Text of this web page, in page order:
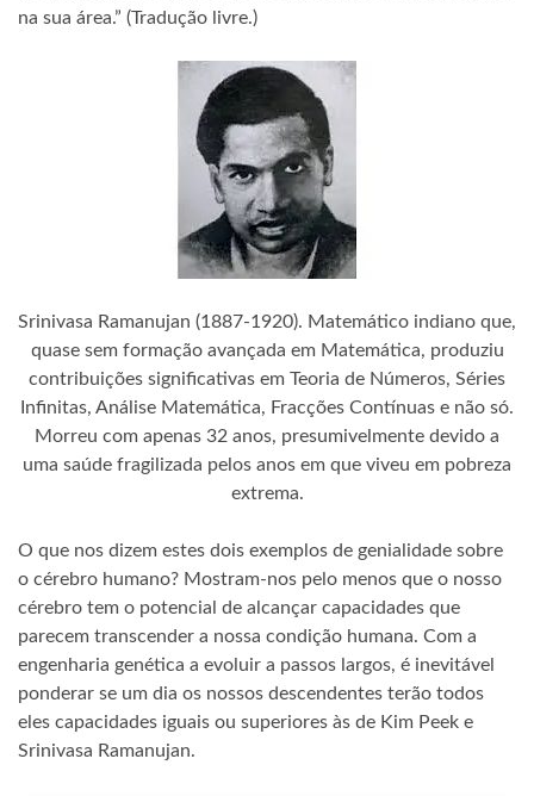
na sua área.” (Tradução livre.)
Srinivasa Ramanujan (1887-1920). Matemático indiano que,
quase sem formação avançada em Matemática, produziu
contribuições significativas em Teoria de Números, Séries
Infinitas, Análise Matemática, Fracções Contínuas e não só.
Morreu com apenas 32 anos, presumivelmente devido a
uma saúde fragilizada pelos anos em que viveu em pobreza
extrema.
O que nos dizem estes dois exemplos de genialidade sobre
o cérebro humano? Mostram-nos pelo menos que o nosso
cérebro tem o potencial de alcançar capacidades que
parecem transcender a nossa condição humana. Com a
engenharia genética a evoluir a passos largos, é inevitável
ponderar se um dia os nossos descendentes terão todos
eles capacidades iguais ou superiores às de Kim Peek e
Srinivasa Ramanujan.